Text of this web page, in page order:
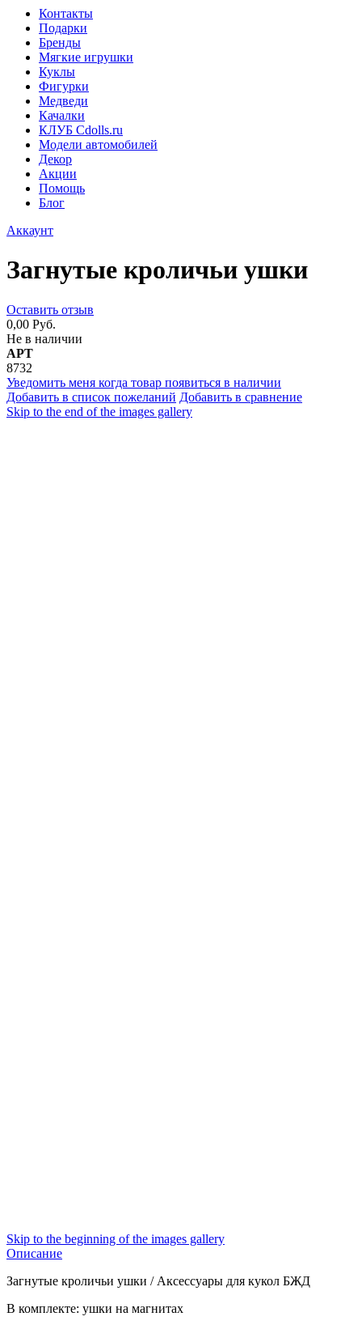
Контакты
Подарки
Бренды
Мягкие игрушки
Куклы
Фигурки
Медведи
Качалки
КЛУБ Cdolls.ru
Модели автомобилей
Декор
Акции
Помощь
Блог
Аккаунт
Загнутые кроличьи ушки
Оставить отзыв
0,00 Руб.
Не в наличии
АРТ
8732
Уведомить меня когда товар появиться в наличии
Добавить в список пожеланий Добавить в сравнение
Skip to the end of the images gallery
Skip to the beginning of the images gallery
Описание
Загнутые кроличьи ушки / Аксессуары для кукол БЖД
В комплекте: ушки на магнитах